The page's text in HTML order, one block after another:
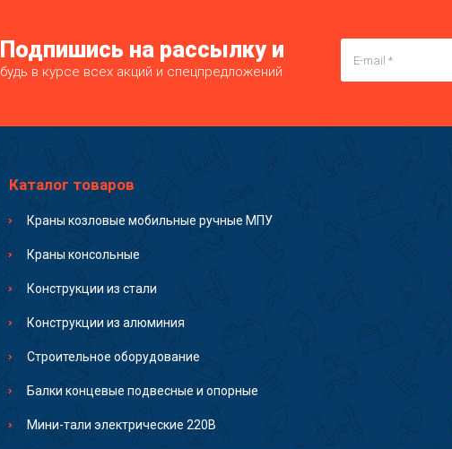
Подпишись на рассылку и
будь в курсе всех акций и спецпредложений
Каталог товаров
Краны козловые мобильные ручные МПУ
Краны консольные
Конструкции из стали
Конструкции из алюминия
Строительное оборудование
Балки концевые подвесные и опорные
Мини-тали электрические 220В